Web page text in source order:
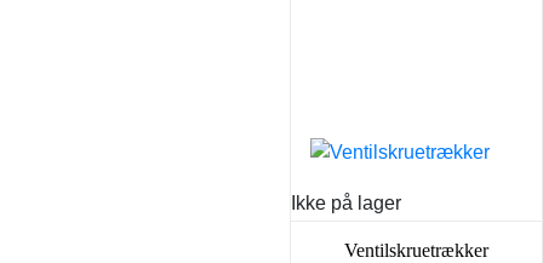
Ikke på lager
Ventilskruetrækker